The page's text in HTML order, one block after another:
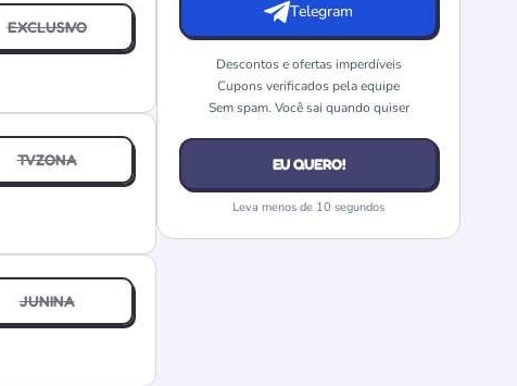
EXCLUSIVO
TVZONA
JUNINA
Telegram
Descontos e ofertas imperdíveis
Cupons verificados pela equipe
Sem spam. Você sai quando quiser
EU QUERO!
Leva menos de 10 segundos